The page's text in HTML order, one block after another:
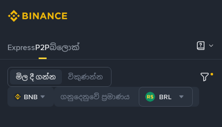
ExpressP2Pබ්ලොක්
මිල දී ගන්න විකුණන්න
BNB BRL